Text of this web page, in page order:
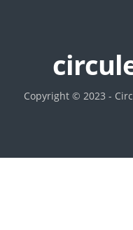
Copyright © 2023 -